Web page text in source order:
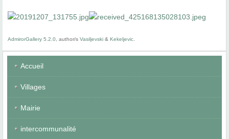
AdmirorGallery 5.2.0 , author/s Vasiljevski & Kekeljevic
Accueil
Villages
Mairie
intercommunalité